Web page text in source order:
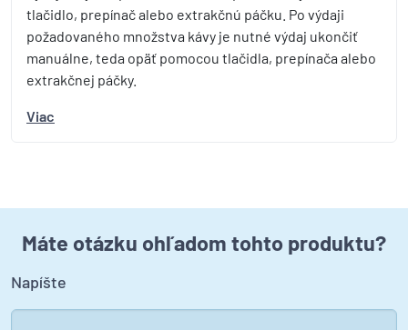
tlačidlo, prepínač alebo extrakčnú páčku. Po výdaji
požadovaného množstva kávy je nutné výdaj ukončiť
manuálne, teda opäť pomocou tlačidla, prepínača alebo
extrakčnej páčky.
Viac
Máte otázku ohľadom tohto produktu?
Napíšte